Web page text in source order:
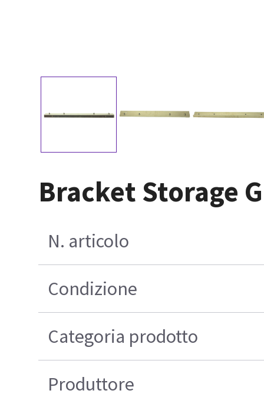
Bracket Storage
N. articolo
Condizione
Categoria prodotto
Produttore